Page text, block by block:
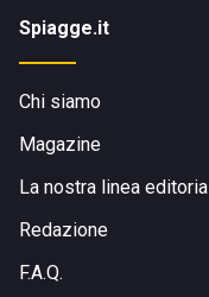
Spiagge.it
Chi siamo
Magazine
La nostra linea
Redazione
F.A.Q.